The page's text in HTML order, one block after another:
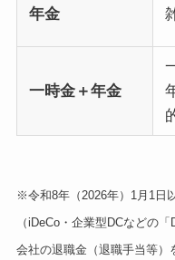
年金
一時金＋年金
※令和8年（2026年）1月1日
（iDeCo・企業型DCなどの
会社の退職金（退職手当等）